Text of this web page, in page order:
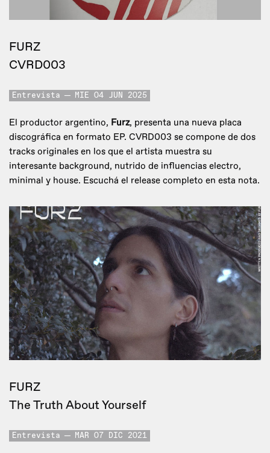
FURZ
CVRD003
Entrevista MIE 04 JUN 2025
El productor argentino, Furz, presenta una nueva placa
discográfica en formato EP. CVRD003 se compone de dos
tracks originales en los que el artista muestra su
interesante background, nutrido de influencias electro,
minimal y house. Escuchá el release completo en esta nota.
FURZ
The Truth About Yourself
Entrevista MAR 07 DIC 2021